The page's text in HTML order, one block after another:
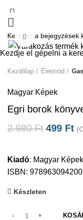
Click to enlarge
Kezdőlap Életmód
Magyar Képek
Egri borok
2.980Ft 499 Ft
Kiadó: Magyar Képek
ISBN:
Készleten
Kezdje el gépelni a